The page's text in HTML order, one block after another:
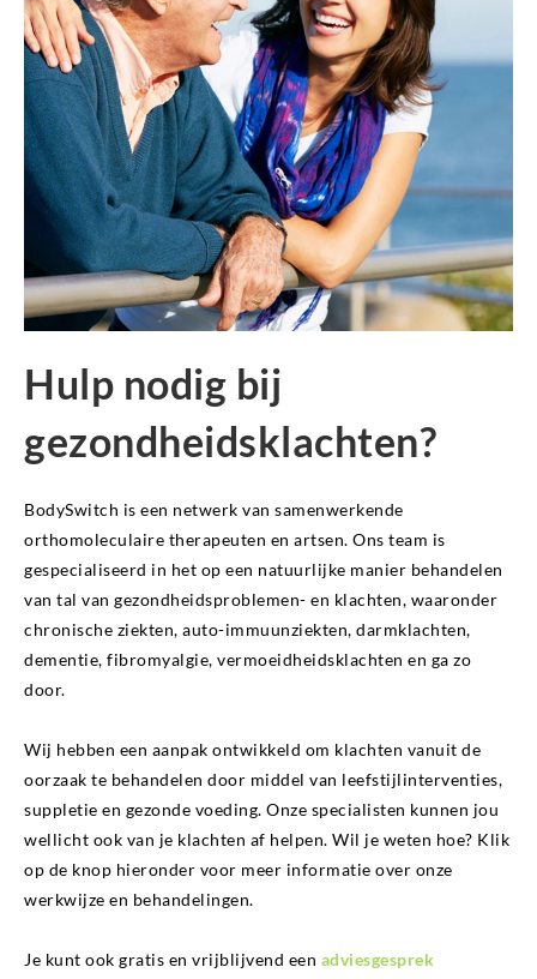
Hulp nodig bij
gezondheidsklachten?
BodySwitch is een netwerk van samenwerkende
orthomoleculaire therapeuten en artsen. Ons team is
gespecialiseerd in het op een natuurlijke manier behandelen
van tal van gezondheidsproblemen- en klachten, waaronder
chronische ziekten, auto-immuunziekten, darmklachten,
dementie, fibromyalgie, vermoeidheidsklachten en ga zo
door.
Wij hebben een aanpak ontwikkeld om klachten vanuit de
oorzaak te behandelen door middel van leefstijlinterventies,
suppletie en gezonde voeding. Onze specialisten kunnen jou
wellicht ook van je klachten af helpen. Wil je weten hoe? Klik
op de knop hieronder voor meer informatie over onze
werkwijze en behandelingen.
Je kunt ook gratis en vrijblijvend een adviesgesprek